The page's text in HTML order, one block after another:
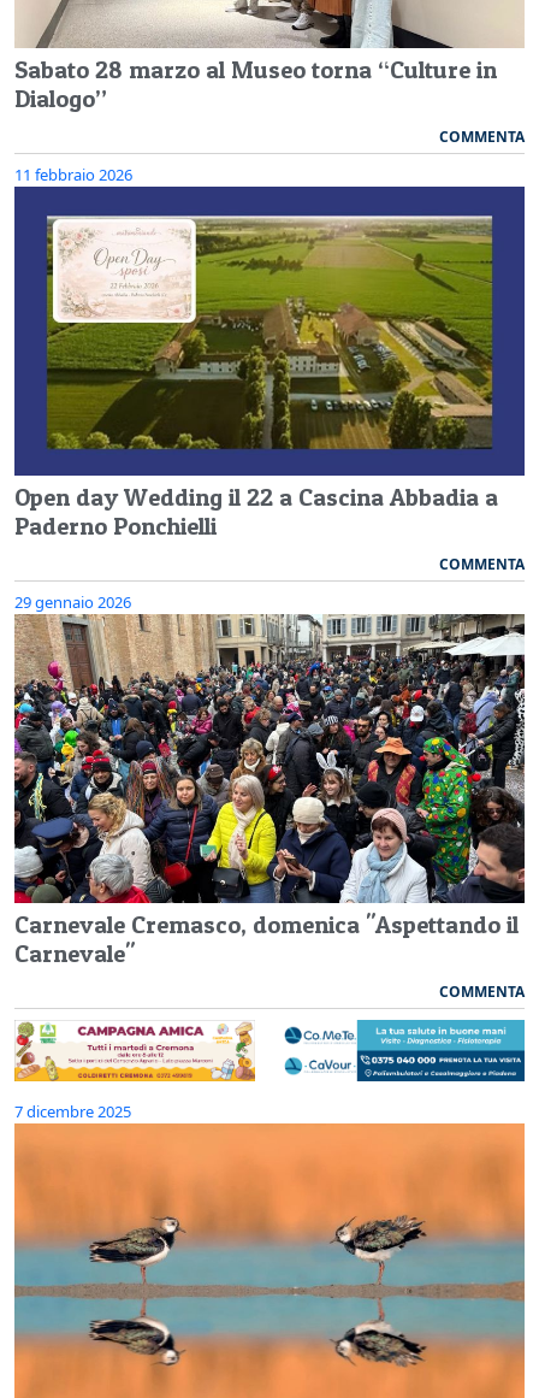
Sabato 28 marzo al Museo torna “Culture in
Dialogo”
COMMENTA
11 febbraio 2026
Open day Wedding il 22 a Cascina Abbadia a
Paderno Ponchielli
COMMENTA
29 gennaio 2026
Carnevale Cremasco, domenica "Aspettando il
Carnevale"
COMMENTA
7 dicembre 2025